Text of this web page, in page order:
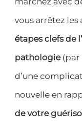
vous arrêtez les
étapes clefs de
pathologie(par
d’une
nouvelle en
de votre